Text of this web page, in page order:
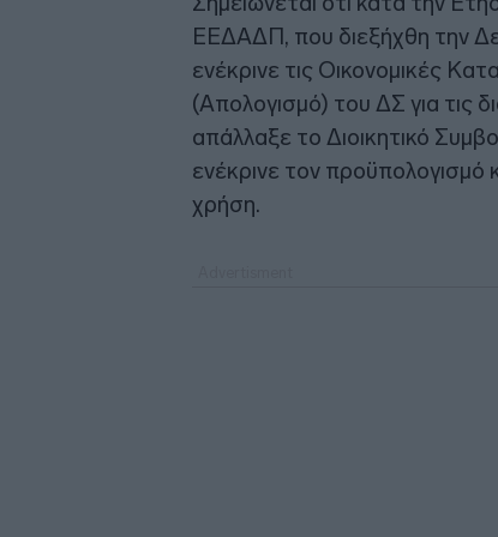
ΕΕΔΑΔΠ, που διεξήχθη την
ενέκρινε τις Οικονομικές
(Απολογισμό) του ΔΣ για τις
απάλλαξε το Διοικητικό
ενέκρινε τον
χρήση.